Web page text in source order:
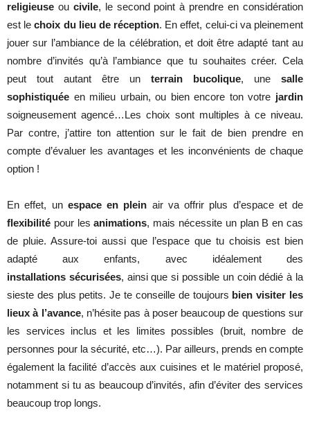
religieuse ou civile, le second point à prendre en considération
est lechoix du lieu de réception. En effet, celui-ci va pleinement
jouer sur l’ambiance de la célébration, et doit être adapté tant au
nombre d’invités qu’à l’ambiance que tu souhaites créer. Cela
peut tout autant être un terrain bucolique, une salle
sophistiquée en milieu urbain, ou bien encore ton votre jardin
soigneusement agencé…Les choix sont multiples à ce niveau.
Par contre, j’attire ton attention sur le fait de bien prendre en
compte d’évaluer les avantages et les inconvénients de chaque
option !
En effet, un espace en plein air va offrir plus d’espace et de
flexibilité pour lesanimations, mais nécessite un plan B en cas
de pluie. Assure-toi aussi que l’espace que tu choisis est bien
adapté aux enfants, avec idéalement des
installations sécurisées, ainsi que si possible un coin dédié à la
sieste des plus petits. Je te conseille de toujours bien visiter les
lieux à l’avance, n’hésite pas à poser beaucoup de questions sur
les services inclus et les limites possibles (bruit, nombre de
personnes pour la sécurité, etc…). Par ailleurs, prends en compte
également la facilité d’accès aux cuisines et le matériel proposé,
notamment si tu as beaucoup d’invités, afin d’éviter des services
beaucoup trop longs.